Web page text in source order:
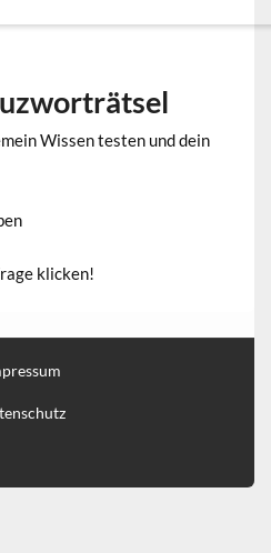
Wissen testen und dein
klicken!